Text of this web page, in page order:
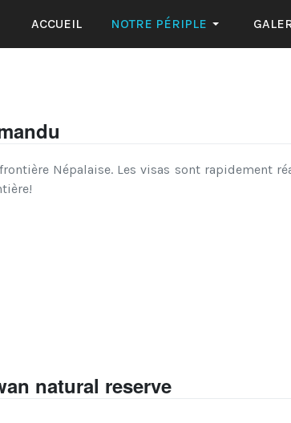
ACCUEIL NOTRE PÉRIPLE
Népalaise. Les visas sont rapidement
natural reserve